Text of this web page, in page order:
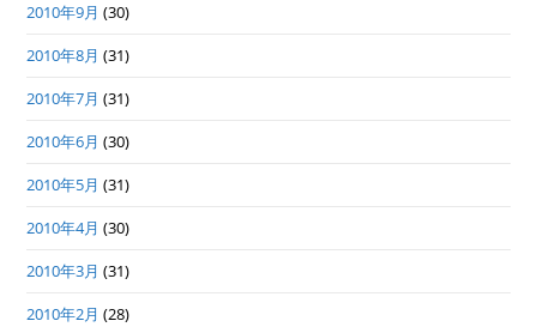
2010年9月 (30)
2010年8月 (31)
2010年7月 (31)
2010年6月 (30)
2010年5月 (31)
2010年4月 (30)
2010年3月 (31)
2010年2月 (28)